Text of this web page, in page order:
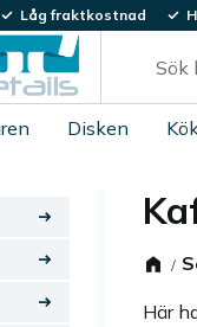
Låg fraktkostnad
Disken
Här